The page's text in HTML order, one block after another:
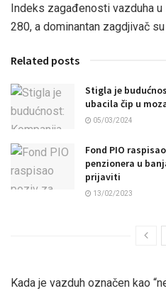
Indeks zagađenosti vazduha
280, a dominantan zagdjivač
Related posts
Stigla je
ubacila čip u
05/03/2024
Fond PIO
penzionera u
prijaviti
13/02/2023
Kada je vazduh označen kao